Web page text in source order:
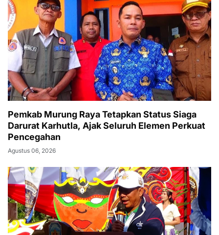
Pemkab Murung Raya Tetapkan Status Siaga
Darurat Karhutla, Ajak Seluruh Elemen Perkuat
Pencegahan
Agustus 06, 2026